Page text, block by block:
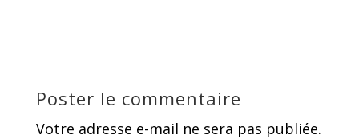
Poster le commentaire
Votre adresse e-mail ne sera pas publiée.